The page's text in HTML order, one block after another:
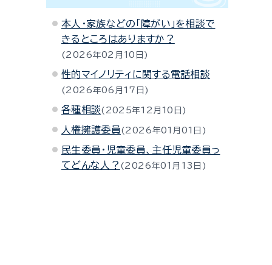
本人・家族などの「障がい」を相談で
きるところはありますか？
2026年02月10日
性的マイノリティに関する電話相談
2026年06月17日
各種相談 2025年12月10日
人権擁護委員 2026年01月01日
民生委員・児童委員、主任児童委員っ
てどんな人？
2026年01月13日